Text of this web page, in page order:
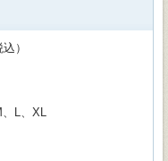
）
L、XL